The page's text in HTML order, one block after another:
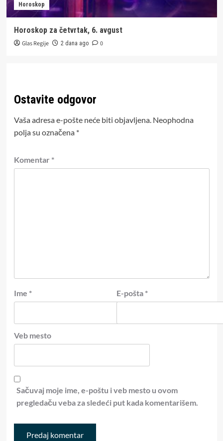
Horoskop
Horoskop za četvrtak, 6. avgust
Glas Regije 2 dana ago 0
Ostavite odgovor
Vaša adresa e-pošte neće biti objavljena. Neophodna
polja su označena *
Komentar *
Ime * E-pošta *
Veb mesto
Sačuvaj moje ime, e-poštu i veb mesto u ovom
pregledaču veba za sledeći put kada komentarišem.